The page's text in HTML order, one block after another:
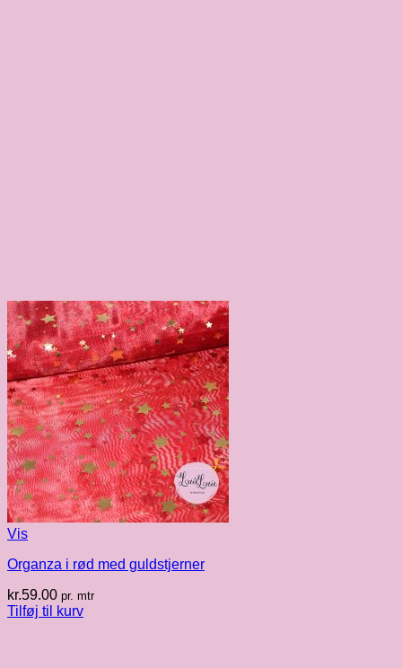
Vis
Organza i rød med guldstjerner
kr.59.00 pr. mtr
Tilføj til kurv